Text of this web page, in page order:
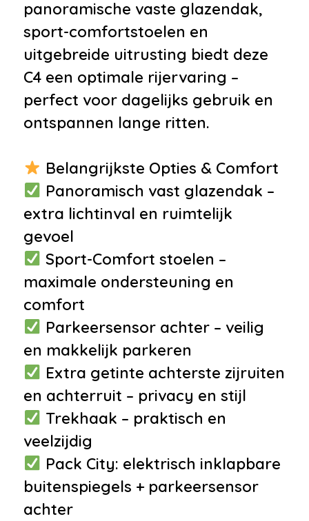
•Radio-cd/mp3 speler
Interieur
•Achterbank in delen
neerklapbaar
•Airco met elektronische
•Binnenspiegel automatisch
dimmend
•Cruise control
•Elektrische ramen voor en
achter
•Lederen stuurwiel
•Lederen versnellingspook
•Regensensor
•Sport-Comfort Stoelen
•12Volt aansluiting
•Armsteun
•Armsteun voor
•Decor pianolak
•Hoofdsteunen achter
•Stuur verstelbaar
Veiligheid
panoramische vaste glazendak,
sport-comfortstoelen en
uitgebreide uitrusting biedt deze
C4 een optimale rijervaring –
perfect voor dagelijks gebruik en
ontspannen lange ritten.
Belangrijkste Opties & Comfort
Panoramisch vast glazendak –
extra lichtinval en ruimtelijk
gevoel
Sport-Comfort stoelen –
maximale ondersteuning en
comfort
Parkeersensor achter – veilig
en makkelijk parkeren
Extra getinte achterste zijruiten
en achterruit – privacy en stijl
Trekhaak – praktisch en
veelzijdig
Pack City: elektrisch inklapbare
buitenspiegels + parkeersensor
achter